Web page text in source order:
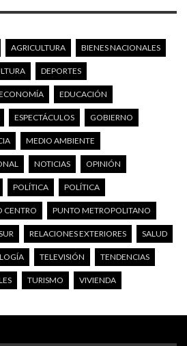
AGRICULTURA BIENES NACIONALES
DEPORTES
EDUCACIÓN
ESPECTÁCULOS GOBIERNO
MEDIO AMBIENTE
NOTICIAS OPINIÓN
POLÍTICA POLÍTICA
CENTRO PUNTO METROPOLITANO
RELACIONES EXTERIORES SALUD
TELEVISIÓN TENDENCIAS
TURISMO VIVIENDA